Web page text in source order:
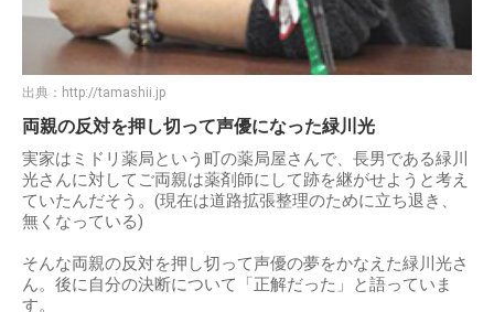
出典： http://tamashii.jp
両親の反対を押し切って声優になった緑川光
実家はミドリ薬局という町の薬局屋さんで、長男である緑川
光さんに対してご両親は薬剤師にして跡を継がせようと考え
ていたんだそう。(現在は道路拡張整理のために立ち退き、
無くなっている)
そんな両親の反対を押し切って声優の夢をかなえた緑川光さ
ん。後に自分の決断について「正解だった」と語っていま
す。